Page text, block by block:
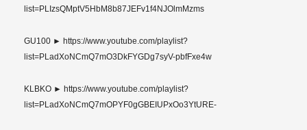
list=PLIzsQMptV5HbM8b87JEFv1f4NJOlmMzms
GU100 ► https://www.youtube.com/playlist?
list=PLadXoNCmQ7mO3DkFYGDg7syV-pbfFxe4w
KLBKO ► https://www.youtube.com/playlist?
list=PLadXoNCmQ7mOPYF0gGBEIUPxOo3YtURE-